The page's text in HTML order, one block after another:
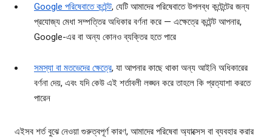
Google পরিষেবাতে কন্টেন্ট, যেটি আমাদের পরিষেবাতে উপলব্ধ কন্টেন্টের জন্য
প্রযোজ্য মেধা সম্পত্তির অধিকার বর্ণনা করে — এক্ষেত্রে কন্টেন্ট আপনার,
Google-এর বা অন্য কোনও ব্যক্তির হতে পারে
সমস্যা বা মতভেদের ক্ষেত্রে, যা আপনার কাছে থাকা অন্য আইনি অধিকারের
বর্ণনা দেয়, এবং যদি কেউ এই শর্তাবলী লঙ্ঘন করে তাহলে কি প্রত্যাশা করতে
পারেন
এইসব শর্ত বুঝে নেওয়া গুরুত্বপূর্ণ কারণ, আমাদের পরিষেবা অ্যাক্সেস বা ব্যবহার করার